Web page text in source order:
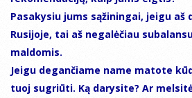
Pasakysiu jums sąžiningai, jeigu aš
Rusijoje, tai aš negalėčiau
maldomis.
Jeigu degančiame name matote
tuoj sugriūti. Ką darysite? Ar